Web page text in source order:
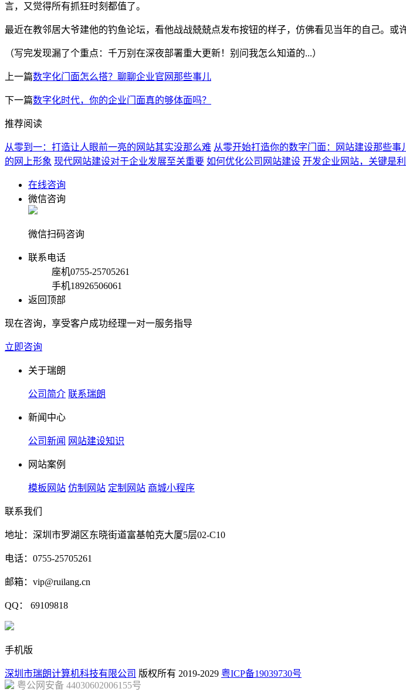
言，又觉得所有抓狂时刻都值了。
最近在教邻居大爷建他的钓鱼论坛，看他战战兢兢点发布按钮的样子，仿佛看见当年的自己。
（写完发现漏了个重点：千万别在深夜部署重大更新！别问我怎么知道的...）
上一篇数字化门面怎么搭？聊聊企业官网那些事儿
下一篇数字化时代，你的企业门面真的够体面吗？
推荐阅读
从零到一：打造让人眼前一亮的网站其实没那么难 从零开始打造你的数字门面：网站建设那些事
的网上形象 现代网站建设对于企业发展至关重要 如何优化公司网站建设 开发企业网站，关键是
在线咨询
微信咨询
微信扫码咨询
联系电话
座机0755-25705261
手机18926506061
返回顶部
现在咨询，享受客户成功经理一对一服务指导
立即咨询
关于瑞朗
公司简介 联系瑞朗
新闻中心
公司新闻 网站建设知识
网站案例
模板网站 仿制网站 定制网站 商城小程序
联系我们
地址：深圳市罗湖区东晓街道富基帕克大厦5层02-C10
电话：0755-25705261
邮箱：vip@ruilang.cn
QQ： 69109818
手机版
深圳市瑞朗计算机科技有限公司 版权所有 2019-2029 粤ICP备19039730号
粤公网安备 44030602006155号